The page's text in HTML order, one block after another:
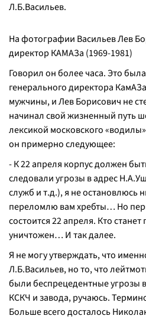
Л.Б.Васильев.
На фотографии Васильев Лев
директор КАМАЗа (1969-1981)
Говорил он более часа. Это
генерального директора
мужчины, и Лев Борисович не
начинал свой жизненный путь
лексикой московского
он примерно следующее:
- К 22 апреля корпус должен
следовали угрозы в адрес
служб и т.д.), я не остановлюсь
переломлю вам хребты… Но
состоится 22 апреля. Кто
уничтожен… И так далее.
Я не могу утверждать, что
Л.Б.Васильев, но то, что
были беспрецедентные угрозы
КСКЧ и завода, ручаюсь.
Больше всего досталось